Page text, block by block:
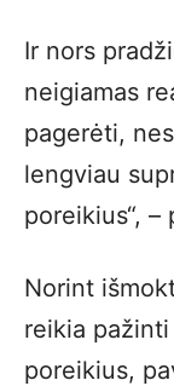
Ir nors
neigiamas
pagerėti,
lengviau
poreikius“, –
Norint
reikia
poreikius,